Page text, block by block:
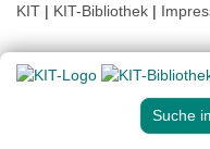
KIT | KIT-Bibliothek |
Suche